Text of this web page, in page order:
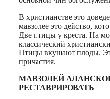
В христианстве это
мавзолее это действо,
Две птицы у креста. На
классический
Птицы вкушают плоды.
причастия.
МАВЗОЛЕЙ
РЕСТАВРИРОВАТЬ